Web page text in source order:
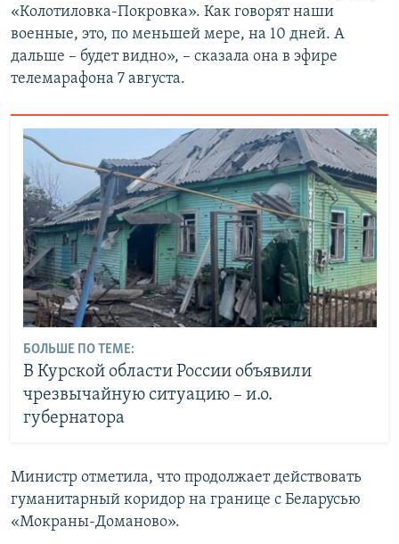
«Колотиловка-Покровка». Как говорят наши
военные, это, по меньшей мере, на 10 дней. А
дальше – будет видно», – сказала она в эфире
телемарафона 7 августа.
БОЛЬШЕ ПО ТЕМЕ:
В Курской области России объявили
чрезвычайную ситуацию – и.о.
губернатора
Министр отметила, что продолжает действовать
гуманитарный коридор на границе с Беларусью
«Мокраны-Доманово».